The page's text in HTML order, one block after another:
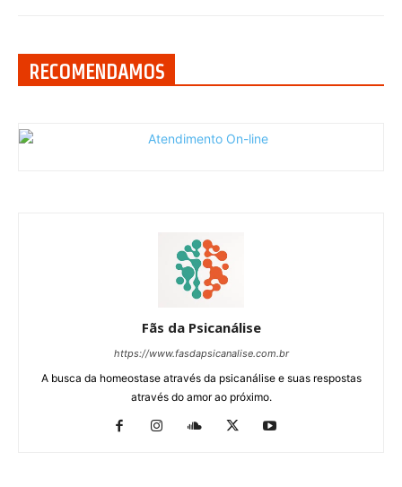
RECOMENDAMOS
Fãs da Psicanálise
https://www.fasdapsicanalise.com.br
A busca da homeostase através da psicanálise e suas respostas
através do amor ao próximo.